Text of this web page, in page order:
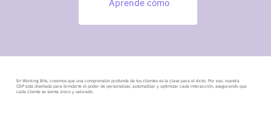
Aprende cómo
En Working Bits, creemos que una comprensión profunda de tus clientes es la clave para el éxito. Por eso, nuestra
CDP está diseñada para brindarte el poder de personalizar, automatizar y optimizar cada interacción, asegurando que
cada cliente se sienta único y valorado.